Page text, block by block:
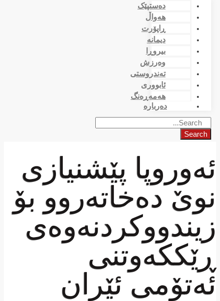
دەستپێک
هەواڵ
ڕاپۆرت
دیمانە
بیروڕا
وەرزش
تەندروستی
ئابووری
هەمەڕەنگ
دەربارە
Search
ئەوروپا پێشنیازی
نوێ دەخاتەروو بۆ
زیندووکردنەوەی
ڕێککەوتنی
ئەتۆمی ئێران